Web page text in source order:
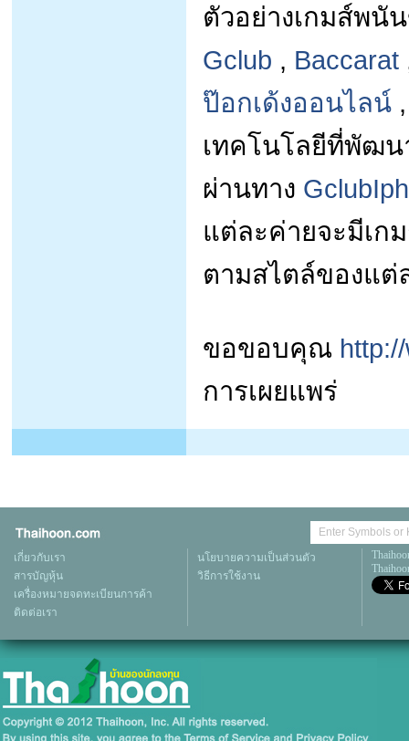
ตัวอย่างเกมส์พนั
Gclub , Baccarat
ป๊อกเด้งออนไลน์
เทคโนโลยีที่พัฒน
ผ่านทาง
แต่ละค่ายจะมีเก
ตามสไตล์ของแต่
ขอขอบคุณ
การเผยแพร่
เกี่ยวกับเรา
สารบัญหุ้น
เครื่องหมายจดทะเบียนการค้า
ติดต่อเรา
นโยบายความเป็นส่วนตัว
วิธีการใช้งาน